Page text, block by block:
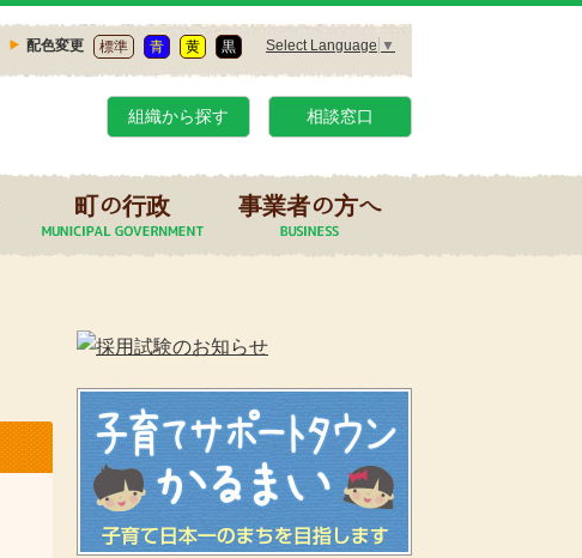
配色変更 標準 青 黄 黒 Select Language ▼
組織から探す 相談窓口
町の行政 事業者の方へ